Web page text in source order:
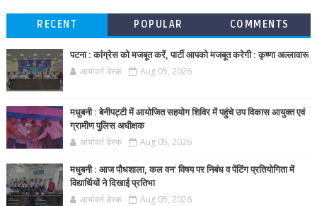
RECENT POPULAR COMMENTS
पटना : कांग्रेस को मजबूत करें, पार्टी आपको मजबूत करेगी : कृष्णा अल्लावारू
आर्यावर्त डेस्क Aug 05, 2026
मधुबनी : बेनीपट्टी में आयोजित सहयोग शिविर में पहुंचे उप विकास आयुक्त एवं
ग्रामीण पुलिस अधीक्षक
आर्यावर्त डेस्क Aug 05, 2026
मधुबनी : आज पौधशाला, कल वन' विषय पर निबंध व पेंटिंग प्रतियोगिता में
विद्यार्थियों ने दिखाई प्रतिभा
आर्यावर्त डेस्क Aug 05, 2026